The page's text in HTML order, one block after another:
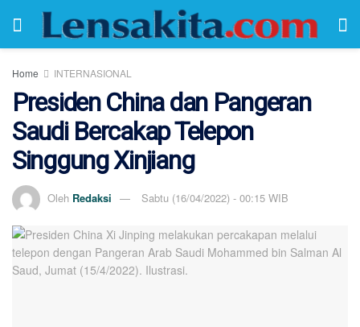
Home INTERNASIONAL
Presiden China dan Pangeran
Saudi Bercakap Telepon
Singgung Xinjiang
Oleh Redaksi Sabtu (16/04/2022) - 00:15 WIB